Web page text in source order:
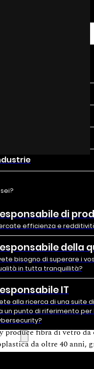
di
efficienza e
della
bisogno di superare i
in tutta tranquillità?
IT
alla ricerca di una suite
un punto di riferimento per
in
SPC
FYSOL è uno dei
esperienza, l'azienda
in particolare di fili
di prodotti adatti
prestazioni (MHP),
produce fibra di vetro
da oltre 40 anni,